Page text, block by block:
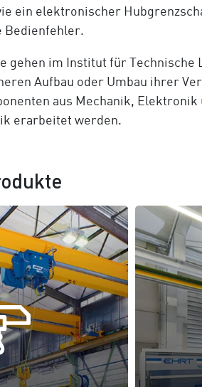
ein elektronischer
Bedienfehler.
gehen im Institut für Technische
Aufbau oder Umbau ihrer
aus Mechanik,
erarbeitet werden.